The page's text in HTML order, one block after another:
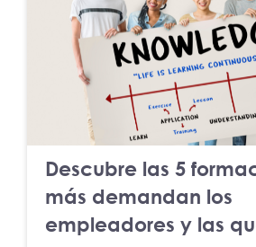
Descubre las 5
más demandan los
empleadores y las